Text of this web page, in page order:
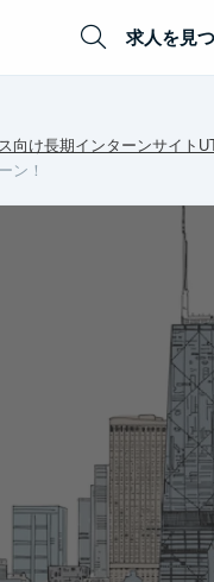
求人を見
向け長期インターンサイト
ン！